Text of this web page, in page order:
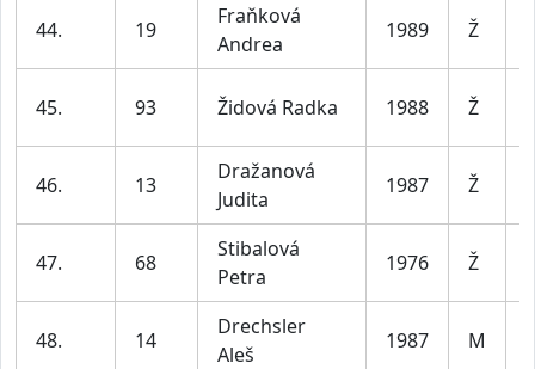
44. 19
Fraňková
Andrea
1989 Ž
45. 93 Židová Radka 1988 Ž
46. 13
Dražanová
Judita
1987 Ž
47. 68
Stibalová
Petra
1976 Ž
48. 14
Drechsler
Aleš
1987 M